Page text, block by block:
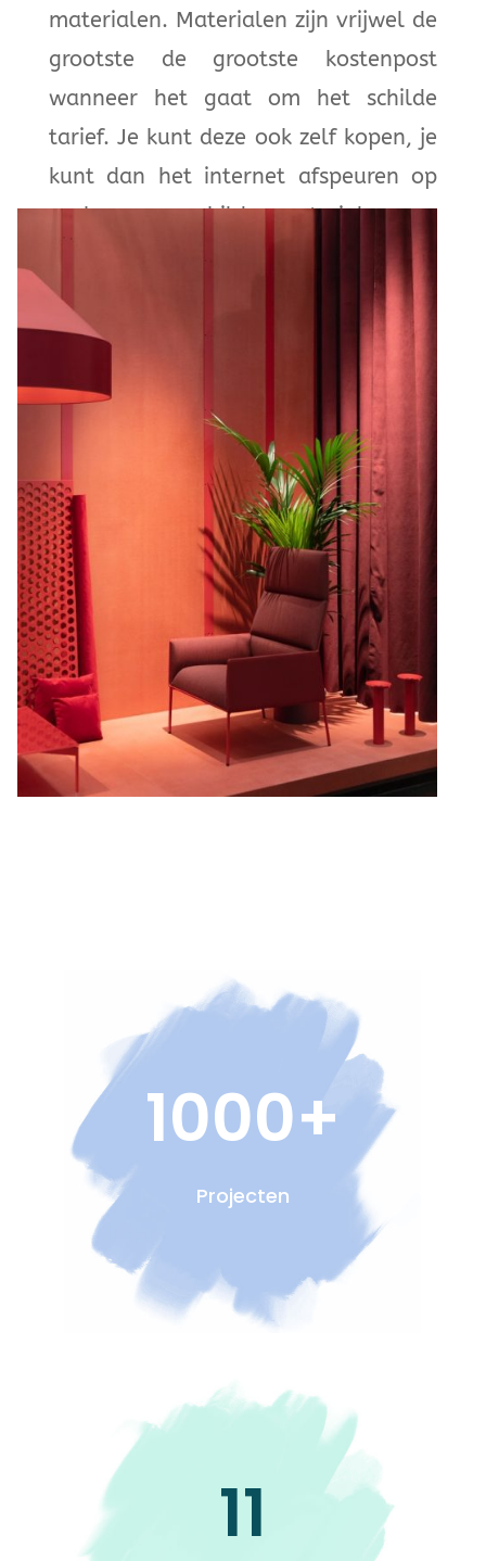
materialen. Materialen zijn vrijwel de
grootste de grootste kostenpost
wanneer het gaat om het schilde
tarief. Je kunt deze ook zelf kopen, je
kunt dan het internet afspeuren op
zoek naar schildersmaterialen en
deze vaak tegen een goedkopere prijs
bemachtigen. Je kunt hier toch altijd
weer een leuke besparing op maken.
1000+
Projecten
11